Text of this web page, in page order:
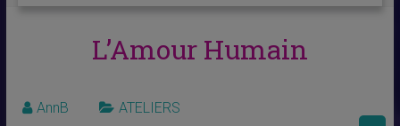
L’Amour Humain
AnnB ATELIERS